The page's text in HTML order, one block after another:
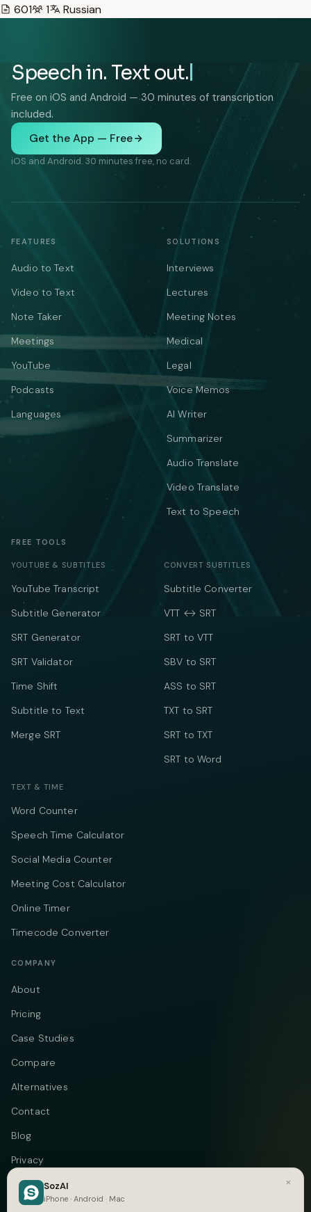
601
1 Russian
Speech in. Text out.
Free on iOS and Android — 30 minutes of transcription
included.
Get the App — Free
iOS and Android. 30 minutes free, no card.
FEATURES
Audio to Text
Video to Text
Note Taker
Meetings
YouTube
Podcasts
Languages
SOLUTIONS
Interviews
Lectures
Meeting Notes
Medical
Legal
Voice Memos
AI Writer
Summarizer
Audio Translate
Video Translate
Text to Speech
FREE TOOLS
YOUTUBE & SUBTITLES
YouTube Transcript
Subtitle Generator
SRT Generator
SRT Validator
Time Shift
Subtitle to Text
Merge SRT
CONVERT SUBTITLES
Subtitle Converter
VTT ↔ SRT
SRT to VTT
SBV to SRT
ASS to SRT
TXT to SRT
SRT to TXT
SRT to Word
TEXT & TIME
Word Counter
Speech Time Calculator
Social Media Counter
Meeting Cost Calculator
Online Timer
Timecode Converter
COMPANY
About
Pricing
Case Studies
Compare
Alternatives
Contact
Blog
Privacy
Terms
DMCA
×
SozAI
iPhone · Android · Mac